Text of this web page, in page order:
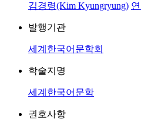
김경령(Kim Kyungryung)
발행기관
세계한국어문학회
학술지명
세계한국어문학
권호사항